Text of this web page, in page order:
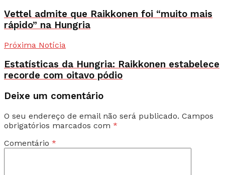
Vettel admite que Raikkonen foi “muito mais
rápido” na Hungria
Próxima Notícia
Estatísticas da Hungria: Raikkonen estabelece
recorde com oitavo pódio
Deixe um comentário
O seu endereço de email não será publicado. Campos
obrigatórios marcados com *
Comentário *